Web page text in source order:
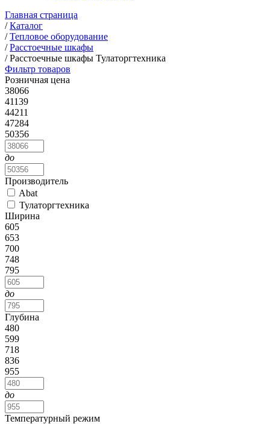
Главная страница
/Каталог
/Тепловое оборудование
/Расстоечные шкафы
/Расстоечные шкафы Тулаторгтехника
Фильтр товаров
Розничная цена
38066
41139
44211
47284
50356
до
Производитель
Abat
Тулаторгтехника
Ширина
605
653
700
748
795
до
Глубина
480
599
718
836
955
до
Температурный режим